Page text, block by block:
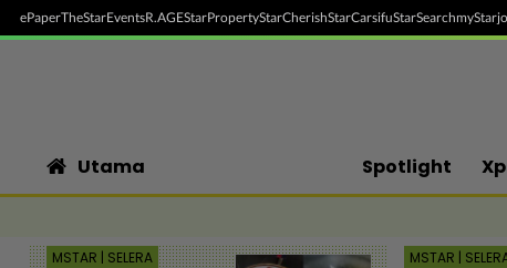
ePaperTheStarEventsR.AGEStarPropertyStarCherishStarCarsifuStarSearch
Utama Spotlight
MSTAR | SELERA MSTAR |